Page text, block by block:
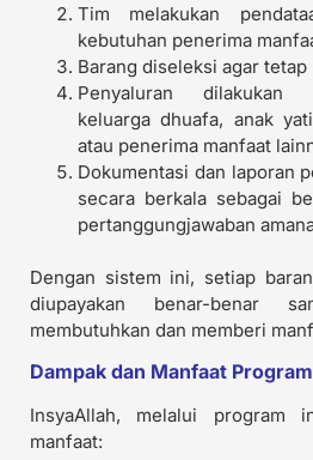
Tim melakukan
kebutuhan penerima
Barang diseleksi agar
Penyaluran dilakukan
keluarga dhuafa, anak
atau penerima manfaat
Dokumentasi dan laporan
secara berkala sebagai
pertanggungjawaban
Dengan sistem ini, setiap
diupayakan benar-benar
membutuhkan dan memberi
Dampak dan Manfaat Program
InsyaAllah, melalui program
manfaat: